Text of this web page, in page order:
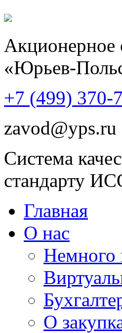
Акционерное
«Юрьев-
+7 (499) 370-
zavod@yps.ru
Система
стандарту
Главная
О нас
Немного
О